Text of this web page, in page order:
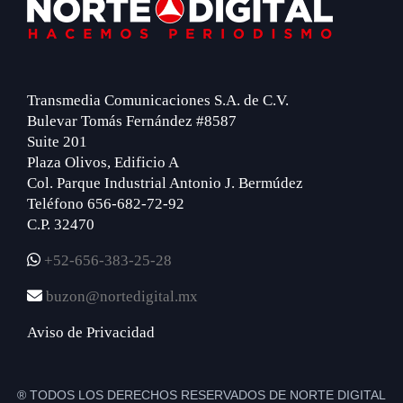
Footer
Transmedia Comunicaciones S.A. de C.V.
Bulevar Tomás Fernández #8587
Suite 201
Plaza Olivos, Edificio A
Col. Parque Industrial Antonio J. Bermúdez
Teléfono 656-682-72-92
C.P. 32470
+52-656-383-25-28
buzon@nortedigital.mx
Aviso de Privacidad
® TODOS LOS DERECHOS RESERVADOS DE NORTE DIGITAL